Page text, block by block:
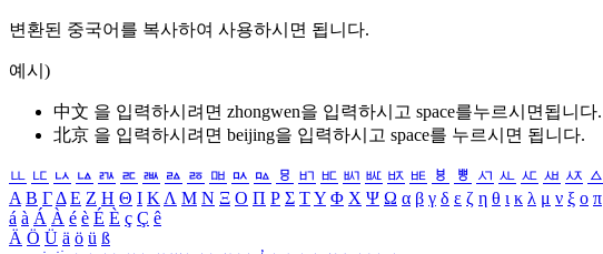
변환된 중국어를 복사하여 사용하시면 됩니다.
예시)
中文 을 입력하시려면 zhongwen을 입력하시고 space를누르시면됩니다.
北京 을 입력하시려면 beijing을 입력하시고 space를 누르시면 됩니다.
ㅥ ㅦ ㅧ ㅨ ㅩ ㅪ ㅫ ㅬ ㅭ ㅮ ㅯ ㅰ ㅱ ㅲ ㅳ ㅴ ㅵ ㅶ ㅷ ㅸ ㅹ ㅺ ㅻ ㅼ ㅽ ㅾ ㅿ
Α Β ΓΔ Ε Ζ Η Θ Ι ΚΛ Μ Ν Ξ Ο Π Ρ Σ ΤΥ Φ Χ Ψ Ω α β γ δ ε ζ η θ ι κ λ μ ν ξ ο π
á à Á À é è É È ç Ç ê
Ä Ö Ü ä ö ü ß